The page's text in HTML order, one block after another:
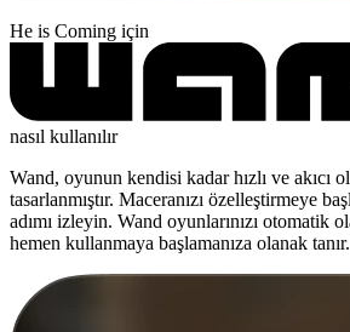
He is Coming için
nasıl kullanılır
Wand, oyunun kendisi kadar hızlı ve akıcı
tasarlanmıştır. Maceranızı özelleştirmeye
adımı izleyin. Wand oyunlarınızı otomatik
hemen kullanmaya başlamanıza olanak tanır.